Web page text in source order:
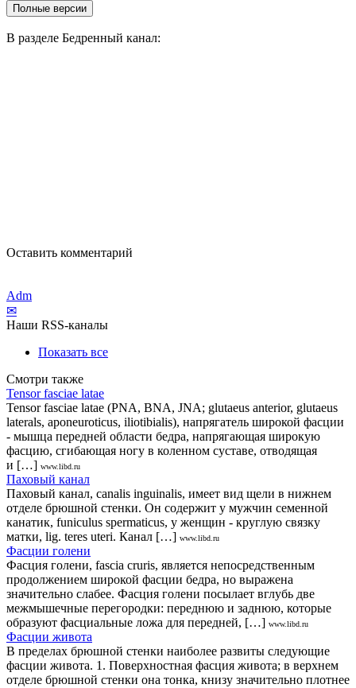
В разделе Бедренный канал:
Оставить комментарий
Adm
✉
Наши RSS-каналы
Показать все
Смотри также
Tensor fasciae latae
Tensor fasciae latae (PNA, BNA, JNA; glutaeus anterior, glutaeus
laterals, aponeuroticus, iliotibialis), напрягатель широкой фасции
- мышца передней области бедра, напрягающая широкую
фасцию, сгибающая ногу в коленном суставе, отводящая
и […] www.libd.ru
Паховый канал
Паховый канал, canalis inguinalis, имеет вид щели в нижнем
отделе брюшной стенки. Он содержит у мужчин семенной
канатик, funiculus spermaticus, у женщин - круглую связку
матки, lig. teres uteri. Канал […] www.libd.ru
Фасции голени
Фасция голени, fascia cruris, является непосредственным
продолжением широкой фасции бедра, но выражена
значительно слабее. Фасция голени посылает вглубь две
межмышечные перегородки: переднюю и заднюю, которые
образуют фасциальные ложа для передней, […] www.libd.ru
Фасции живота
В пределах брюшной стенки наиболее развиты следующие
фасции живота. 1. Поверхностная фасция живота; в верхнем
отделе брюшной стенки она тонка, книзу значительно плотнее